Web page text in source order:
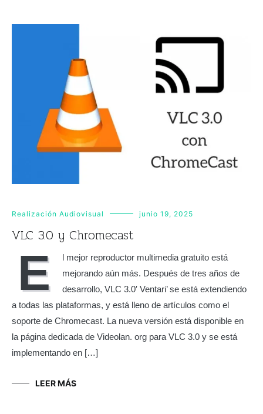
Realización Audiovisual junio 19, 2025
VLC 3.0 y Chromecast
E
l mejor reproductor multimedia gratuito está
mejorando aún más. Después de tres años de
desarrollo, VLC 3.0′ Ventari’ se está extendiendo
a todas las plataformas, y está lleno de artículos como el
soporte de Chromecast. La nueva versión está disponible en
la página dedicada de Videolan. org para VLC 3.0 y se está
implementando en […]
LEER MÁS